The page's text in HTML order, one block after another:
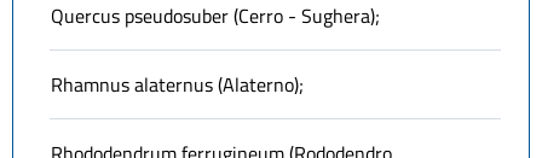
Quercus pseudosuber (Cerro - Sughera);
Rhamnus alaternus (Alaterno);